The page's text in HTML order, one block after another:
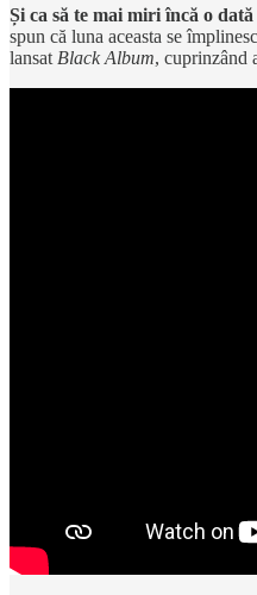
Și ca să te mai miri încă o
spun că luna aceasta se
lansat Black Album, cuprinzând